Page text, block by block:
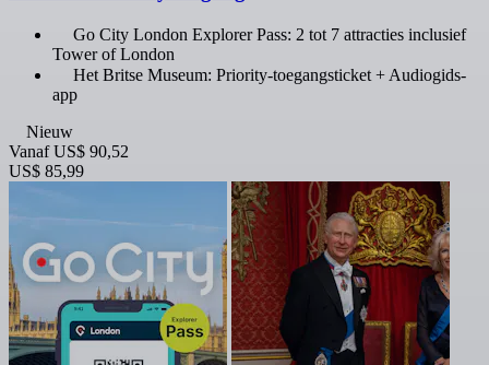
Go City London Explorer Pass: 2 tot 7 attracties inclusief
Tower of London
Het Britse Museum: Priority-toegangsticket + Audiogids-
app
Nieuw
Vanaf US$ 90,52
US$ 85,99